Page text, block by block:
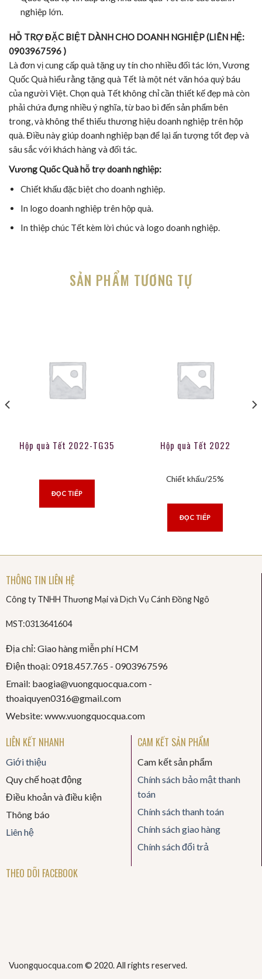
nghiệp lớn.
HỖ TRỢ ĐẶC BIỆT DÀNH CHO DOANH NGHIỆP (LIÊN HỆ:
0903967596 )
Là đơn vị cung cấp quà tặng uy tín cho nhiều đối tác lớn, Vương
Quốc Quà hiểu rằng tặng quà Tết là một nét văn hóa quý báu
của người Việt. Chọn quà Tết không chỉ cần thiết kế đẹp mà còn
phải chứa đựng nhiều ý nghĩa, từ bao bì đến sản phẩm bên
trong, và không thể thiếu thương hiệu doanh nghiệp trên hộp
quà. Điều này giúp doanh nghiệp bạn để lại ấn tượng tốt đẹp và
sâu sắc với khách hàng và đối tác.
Vương Quốc Quà hỗ trợ doanh nghiệp:
Chiết khấu đặc biệt cho doanh nghiệp.
In logo doanh nghiệp trên hộp quà.
In thiệp chúc Tết kèm lời chúc và logo doanh nghiệp.
SẢN PHẨM TƯƠNG TỰ
Hộp quà Tết 2022-TG35
ĐỌC TIẾP
Hộp quà Tết 2022
Chiết khấu/25%
ĐỌC TIẾP
THÔNG TIN LIÊN HỆ
Công ty TNHH Thương Mại và Dịch Vụ Cánh Đồng Ngô
MST:0313641604
Địa chỉ: Giao hàng miễn phí HCM
Điện thoại: 0918.457.765 - 0903967596
Email: baogia@vuongquocqua.com -
thoaiquyen0316@gmail.com
Website: www.vuongquocqua.com
LIÊN KẾT NHANH
Giới thiệu
Quy chế hoạt động
Điều khoản và điều kiện
Thông báo
Liên hệ
CAM KẾT SẢN PHẨM
Cam kết sản phẩm
Chính sách bảo mật thanh
toán
Chính sách thanh toán
Chính sách giao hàng
Chính sách đổi trả
THEO DÕI FACEBOOK
Vuongquocqua.com © 2020. All rights reserved.